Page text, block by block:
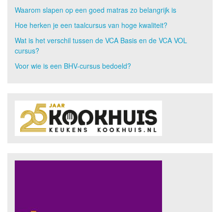
Waarom slapen op een goed matras zo belangrijk is
Hoe herken je een taalcursus van hoge kwaliteit?
Wat is het verschil tussen de VCA Basis en de VCA VOL
cursus?
Voor wie is een BHV-cursus bedoeld?